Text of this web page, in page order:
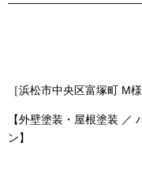
［浜松市中央区富塚町 M様
【外壁塗装・屋根塗装 ／
ン】